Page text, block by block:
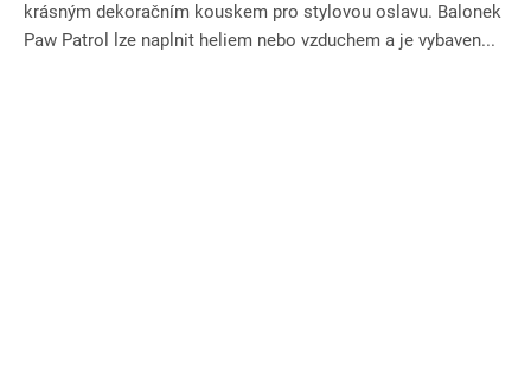
krásným dekoračním kouskem pro stylovou oslavu. Balonek
Paw Patrol lze naplnit heliem nebo vzduchem a je vybaven...